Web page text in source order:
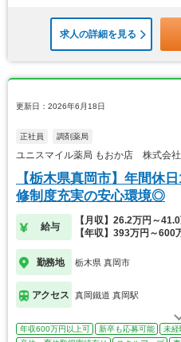
求人の詳細を見る
更新日：2026年6月18日
正社員 調剤薬局
ユニスマイル薬局 もおか店 株式会
【栃木県真岡市】年間休
修制度充実の安心環境◎
給与
【月収】26.2万円～
【年収】393万円～600
勤務地 栃木県 真岡市
アクセス 真岡鐵道 真岡駅
年収600万円以上可 新卒も応募可能 未経